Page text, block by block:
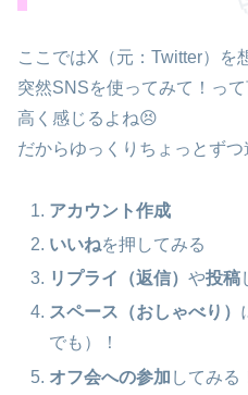
ここではX（元：Twitter）を
突然SNSを使ってみて！っ
高く感じるよね😣
だからゆっくりちょっとず
アカウント作成
いいねを押してみる
リプライ（返信）や投稿
スペース（おしゃべり）
でも）！
オフ会への参加 してみる